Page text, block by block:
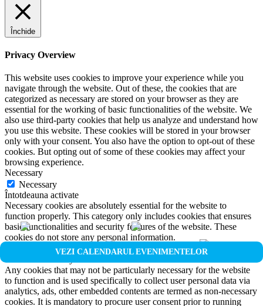
VEZI CALENDARUL EVENIMENTELOR
Închide
Privacy Overview
This website uses cookies to improve your experience while you
navigate through the website. Out of these, the cookies that are
categorized as necessary are stored on your browser as they are
essential for the working of basic functionalities of the website. We
also use third-party cookies that help us analyze and understand how
you use this website. These cookies will be stored in your browser
only with your consent. You also have the option to opt-out of these
cookies. But opting out of some of these cookies may affect your
browsing experience.
Necessary
Necessary
Întotdeauna activate
Necessary cookies are absolutely essential for the website to
function properly. This category only includes cookies that ensures
basic functionalities and security features of the website. These
cookies do not store any personal information.
Non-necessary
Any cookies that may not be particularly necessary for the website
to function and is used specifically to collect user personal data via
analytics, ads, other embedded contents are termed as non-necessary
cookies. It is mandatory to procure user consent prior to running